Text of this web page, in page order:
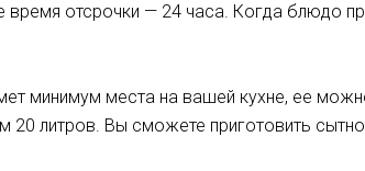
отсрочки — 24 часа. Когда блюдо
минимум места на вашей кухне, ее
20 литров. Вы сможете приготовить